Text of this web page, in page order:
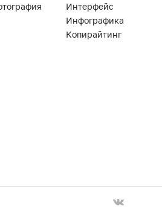
Интерфейс
Инфографика
Копирайтинг